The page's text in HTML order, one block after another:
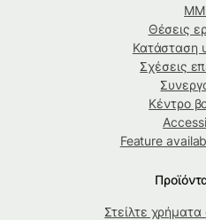
Θέσεις
Κατάσταση
Σχέσεις
Κέντρο
Feature
Στείλτε